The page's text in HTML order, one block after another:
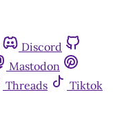
Discord
Mastodon
Threads
Tiktok